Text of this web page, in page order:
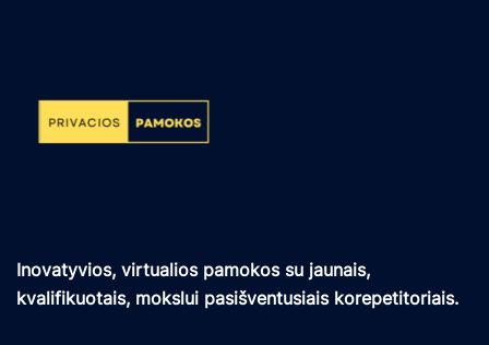
Inovatyvios, virtualios pamokos su jaunais,
kvalifikuotais, mokslui pasišventusiais korepetitoriais.